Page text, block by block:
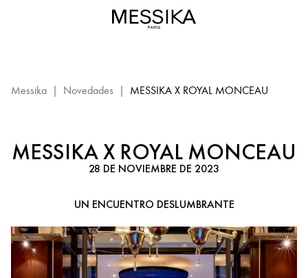
Una
Navidad
Messika | Novedades | MESSIKA X ROYAL MONCEAU
MESSIKA X ROYAL MONCEAU
28 DE NOVIEMBRE DE 2023
UN ENCUENTRO DESLUMBRANTE